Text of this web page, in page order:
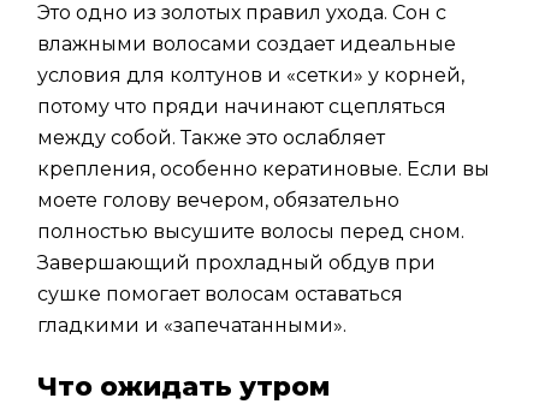
Это одно из золотых правил ухода. Сон с
влажными волосами создает идеальные
условия для колтунов и «сетки» у корней,
потому что пряди начинают сцепляться
между собой. Также это ослабляет
крепления, особенно кератиновые. Если вы
моете голову вечером, обязательно
полностью высушите волосы перед сном.
Завершающий прохладный обдув при
сушке помогает волосам оставаться
гладкими и «запечатанными».
Что ожидать утром